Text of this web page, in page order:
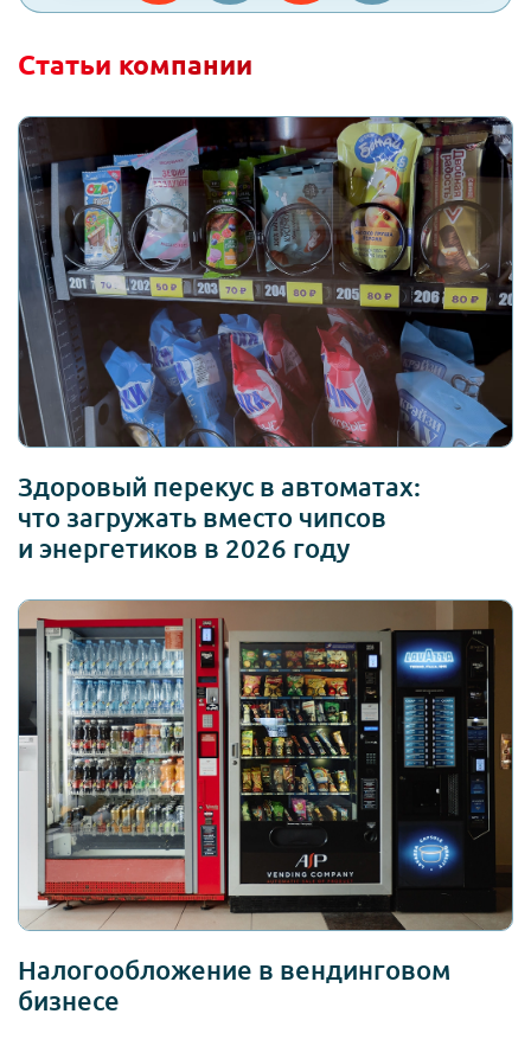
Статьи компании
Здоровый перекус в автоматах:
что загружать вместо чипсов
и энергетиков в 2026 году
Налогообложение в вендинговом
бизнесе